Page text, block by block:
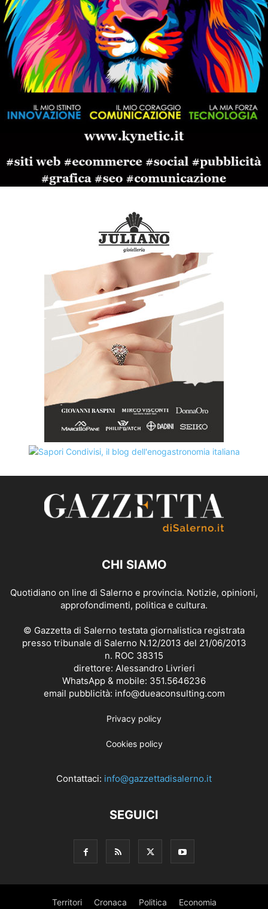
CHI SIAMO
Quotidiano on line di Salerno e provincia. Notizie, opinioni,
approfondimenti, politica e cultura.
© Gazzetta di Salerno testata giornalistica registrata
presso tribunale di Salerno N.12/2013 del 21/06/2013
n. ROC 38315
direttore: Alessandro Livrieri
WhatsApp & mobile: 351.5646236
email pubblicità: info@dueaconsulting.com
Privacy policy
Cookies policy
Contattaci: info@gazzettadisalerno.it
SEGUICI
Territori Cronaca Politica Economia